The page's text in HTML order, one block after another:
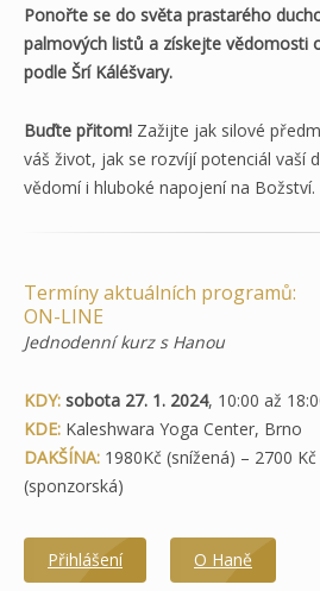
Ponořte se do světa prastarého
palmových listů a získejte vědomosti
podle Šrí Káléšvary.
Buďte přitom! Zažijte jak silové
váš život, jak se rozvíjí potenciál vaší
vědomí i hluboké napojení na Božství.
Termíny aktuálních programů:
ON-LINE
Jednodenní kurz s Hanou
KDY: sobota 27. 1. 2024, 10:00 až
KDE: Kaleshwara Yoga Center, Brno
DAKŠÍNA: 1980Kč (snížená) – 2700
(sponzorská)
Přihlášení O Haně